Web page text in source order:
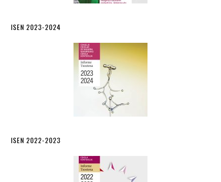
ISEN 2023-2024
ISEN 2022-2023